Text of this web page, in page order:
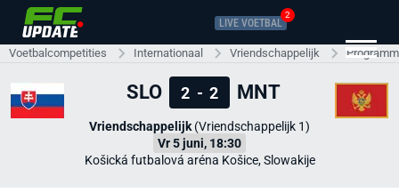
LIVE VOETBAL
2
Voetbalcompetities Internationaal Vriendschappelijk
SLO 2 - 2 MNT
Vriendschappelijk (Vriendschappelijk 1)
Vr 5 juni, 18:30
Košická futbalová aréna Košice, Slowakije